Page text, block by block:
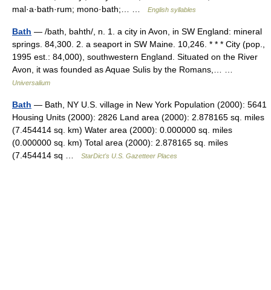
mal·a·bath·rum; mono·bath;… …
English syllables
Bath — /bath, bahth/, n. 1. a city in Avon, in SW England: mineral
springs. 84,300. 2. a seaport in SW Maine. 10,246. * * * City (pop.,
1995 est.: 84,000), southwestern England. Situated on the River
Avon, it was founded as Aquae Sulis by the Romans,… …
Universalium
Bath — Bath, NY U.S. village in New York Population (2000): 5641
Housing Units (2000): 2826 Land area (2000): 2.878165 sq. miles
(7.454414 sq. km) Water area (2000): 0.000000 sq. miles
(0.000000 sq. km) Total area (2000): 2.878165 sq. miles
(7.454414 sq …
StarDict's U.S. Gazetteer Places